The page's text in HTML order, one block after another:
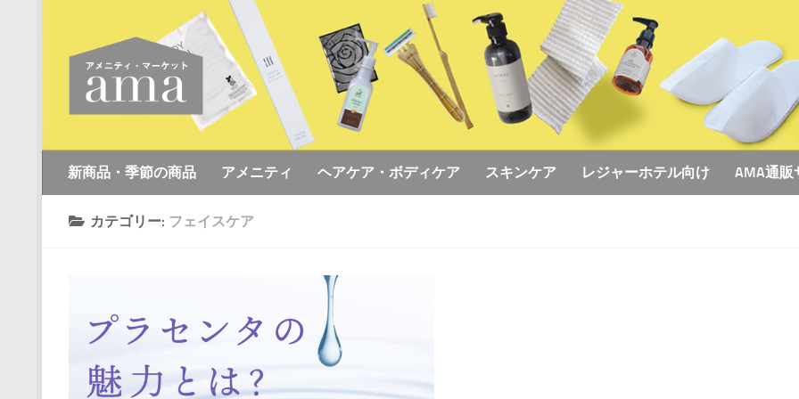
コンテンツへスキップ
新商品・季節の商品 アメニティ ヘアケア・ボディケア スキンケア レジャーホテル向け AMA通販
カテゴリー: フェイスケア